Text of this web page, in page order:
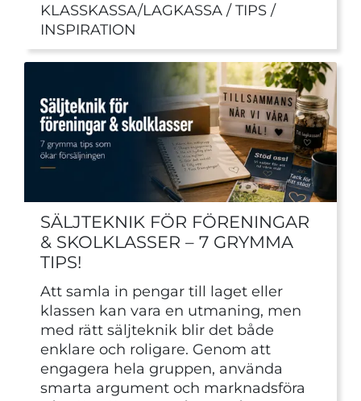
KLASSKASSA/LAGKASSA
TIPS
INSPIRATION
SÄLJTEKNIK FÖR FÖRENINGAR
& SKOLKLASSER – 7 GRYMMA
TIPS!
Att samla in pengar till laget eller
klassen kan vara en utmaning, men
med rätt säljteknik blir det både
enklare och roligare. Genom att
engagera hela gruppen, använda
smarta argument och marknadsföra